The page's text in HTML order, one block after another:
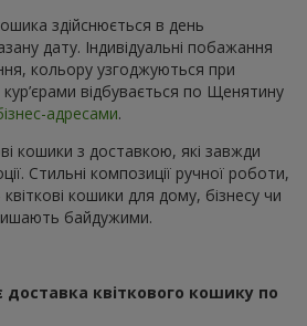
здійснюється в день
дату. Індивідуальні побажання
кольору узгоджуються при
відбувається по Щенятину
адресами.
кошики з доставкою, які завжди
Стильні композиції ручної роботи,
кошики для дому, бізнесу чи
байдужими.
доставка квіткового кошику по